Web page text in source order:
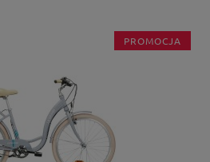
do koszyka
PROMOCJA